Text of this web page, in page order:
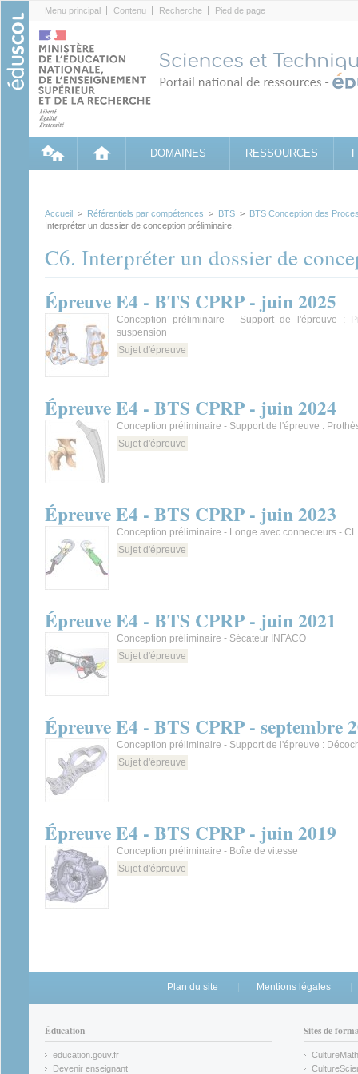
Menu principal Contenu Recherche Pied de page
DOMAINES RESSOURCES
Accueil > Référentiels par compétences > BTS > BTS Conception des
Interpréter un dossier de conception préliminaire.
C6. Interpréter un dossier de
Épreuve E4 - BTS CPRP - juin 2025
Conception préliminaire - Support de l'épreuve :
suspension
Sujet d'épreuve
Épreuve E4 - BTS CPRP - juin 2024
Conception préliminaire - Support de l'épreuve :
Sujet d'épreuve
Épreuve E4 - BTS CPRP - juin 2023
Conception préliminaire - Longe avec connecteurs -
Sujet d'épreuve
Épreuve E4 - BTS CPRP - juin 2021
Conception préliminaire - Sécateur INFACO
Sujet d'épreuve
Épreuve E4 - BTS CPRP - septembre
Conception préliminaire - Support de l'épreuve :
Sujet d'épreuve
Épreuve E4 - BTS CPRP - juin 2019
Conception préliminaire - Boîte de vitesse
Sujet d'épreuve
Plan du site Mentions légales
Éducation
education.gouv.fr
(link is external)
Devenir enseignant
Sites de
CultureMath
(link is